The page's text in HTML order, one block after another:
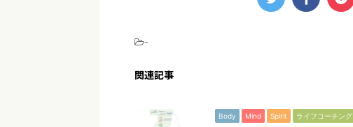
-
関連記事
Body Mind Spirit ライフコーチング